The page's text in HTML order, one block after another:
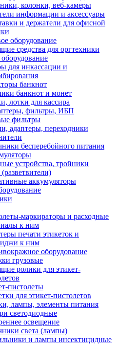
колонки, веб-камеры
информации и аксессуары
и держатели для офисной
оборудование
средства для оргтехники
для инкассации и
банкнот
банкнот и монет
лотки для кассира
фильтры, ИБП
фильтры
адаптеры, переходники
бесперебойного питания
устройства, тройники
аккумуляторы
маркираторы и расходные
к ним
печати этикеток и
к ним
оборудование
грузовые
ролики для этикет-
пистолеты
для этикет-пистолетов
лампы, элементы питания
светодиодные
освещение
света (лампы)
и лампы инсектицидные